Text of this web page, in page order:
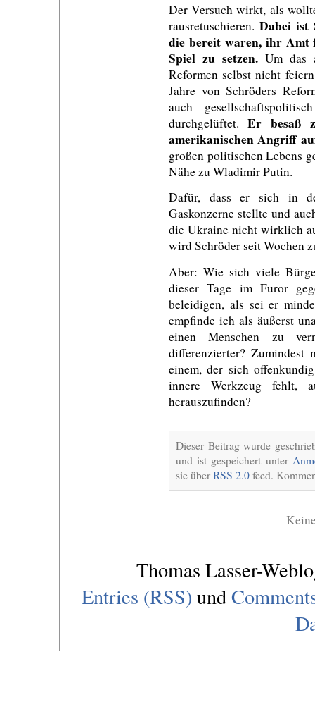
Der Versuch wirkt, als
rausretuschieren. Dabei ist
die bereit waren, ihr Amt
Spiel zu setzen. Um das
Reformen selbst nicht
Jahre von Schröders
auch
durchgelüftet.Er besaß
amerikanischen Angriff
großen politischen Lebens
Nähe zu Wladimir Putin.
Dafür, dass er sich in
Gaskonzerne stellte und
die Ukraine nicht wirklich
wird Schröder seit Wochen
Aber: Wie sich viele
dieser Tage im Furor
beleidigen, als sei er
empfinde ich als äußerst
einen Menschen zu
differenzierter? Zumindest
einem, der sich
innere Werkzeug fehlt,
herauszufinden?
Dieser Beitrag wurde
und ist gespeichert unter
sie über RSS 2.0 feed.
Thomas Lasser-
Entries (RSS) und